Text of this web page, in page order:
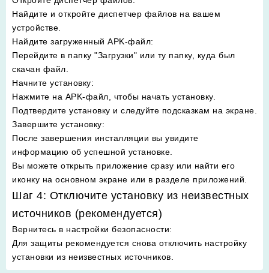
Найдите и откройте диспетчер файлов на вашем
устройстве.
Найдите загруженный APK-файл:
Перейдите в папку "Загрузки" или ту папку, куда был
скачан файл.
Начните установку:
Нажмите на APK-файл, чтобы начать установку.
Подтвердите установку и следуйте подсказкам на экране.
Завершите установку:
После завершения инсталляции вы увидите
информацию об успешной установке.
Вы можете открыть приложение сразу или найти его
иконку на основном экране или в разделе приложений.
Шаг 4: Отключите установку из неизвестных
источников (рекомендуется)
Вернитесь в настройки безопасности:
Для защиты рекомендуется снова отключить настройку
установки из неизвестных источников.